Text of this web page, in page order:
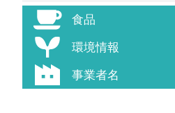
食品
環境情報
事業者名